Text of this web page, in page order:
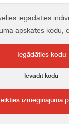
iegādāties
apskates kodu,
Iegādāties kodu
Ievadīt kodu
izmēģinājuma